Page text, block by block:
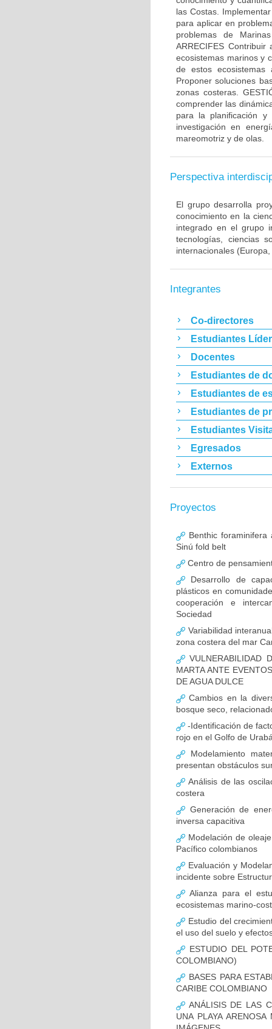
las Costas.
para aplicar en
problemas de
ARRECIFES
ecosistemas marinos y
de estos
Proponer soluciones
zonas costeras.
comprender las
para la planificación y
investigación en
mareomotriz y de olas.
Perspectiva
El grupo desarrolla
conocimiento en la
integrado en el grupo
tecnologías, ciencias
internacionales
Integrantes
Co-directores
Estudiantes
Docentes
Estudiantes de
Estudiantes de
Estudiantes de
Estudiantes
Egresados
Externos
Proyectos
Benthic
Sinú fold belt
Centro de
Desarrollo de
plásticos en
cooperación e
Sociedad
Variabilidad
zona costera del mar
VULNERABILIDAD
MARTA ANTE
DE AGUA DULCE
Cambios en la
bosque seco,
-Identificación de
rojo en el Golfo de
Modelamiento
presentan obstáculos
Análisis de las
costera
Generación de
inversa capacitiva
Modelación de
Pacífico colombianos
Evaluación y
incidente sobre
Alianza para el
ecosistemas marino-
Estudio del
el uso del suelo y
ESTUDIO DEL
COLOMBIANO)
BASES PARA
CARIBE COLOMBIANO
ANÁLISIS DE LAS
UNA PLAYA